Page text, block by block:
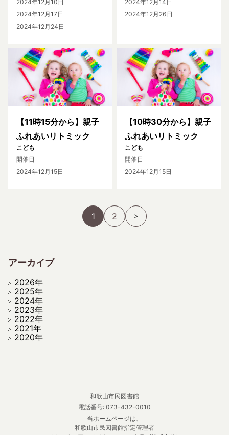
2024年12月10日
2024年12月17日
2024年12月24日
2024年12月14日
2024年12月26日
【11時15分から】親子
ふれあいリトミック
こども
開催日
2024年12月15日
【10時30分から】親子
ふれあいリトミック
こども
開催日
2024年12月15日
1 2
アーカイブ
2026年
2025年
2024年
2023年
2022年
2021年
2020年
和歌山市民図書館
電話番号: 073-432-0010
当ホームページは、
和歌山市民図書館指定管理者